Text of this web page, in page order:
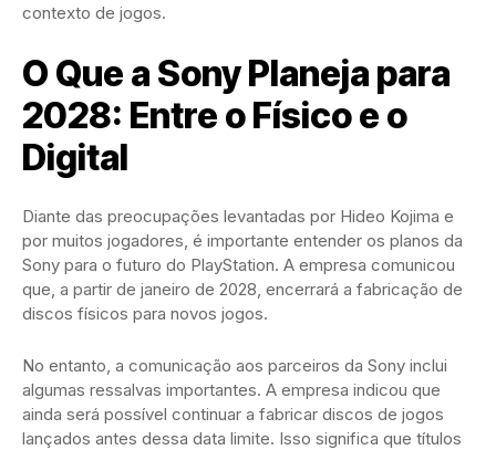
contexto de jogos.
O Que a Sony Planeja para
2028: Entre o Físico e o
Digital
Diante das preocupações levantadas por Hideo Kojima e
por muitos jogadores, é importante entender os planos da
Sony para o futuro do PlayStation. A empresa comunicou
que, a partir de janeiro de 2028, encerrará a fabricação de
discos físicos para novos jogos.
No entanto, a comunicação aos parceiros da Sony inclui
algumas ressalvas importantes. A empresa indicou que
ainda será possível continuar a fabricar discos de jogos
lançados antes dessa data limite. Isso significa que títulos